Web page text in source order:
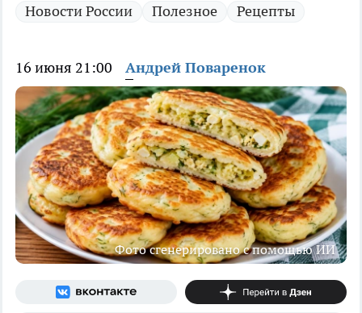
Новости России Полезное Рецепты
16 июня 21:00 Андрей Поваренок
Фото сгенерировано с помощью ИИ